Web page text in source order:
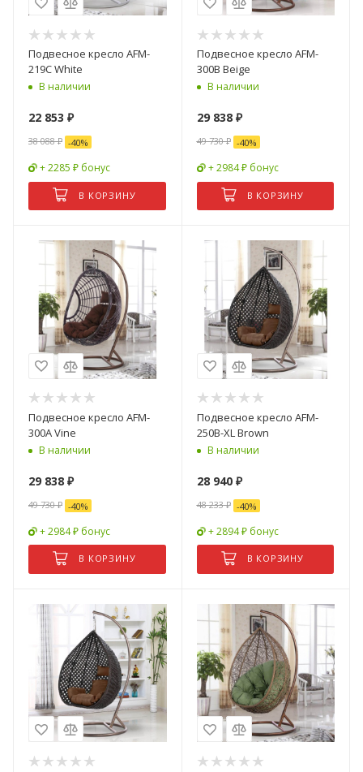
Подвесное кресло AFM-
219C White
В наличии
22 853 ₽
38 088₽ -40%
+ 2285 ₽ бонус
В КОРЗИНУ
Подвесное кресло AFM-
300B Beige
В наличии
29 838₽
49 730₽ -40%
+ 2984 ₽ бонус
В КОРЗИНУ
Подвесное кресло AFM-
300A Vine
В наличии
29 838 ₽
49 730₽ -40%
+ 2984 ₽ бонус
В КОРЗИНУ
Подвесное кресло AFM-
250B-XL Brown
В наличии
28 940₽
48 233₽ -40%
+ 2894 ₽ бонус
В КОРЗИНУ